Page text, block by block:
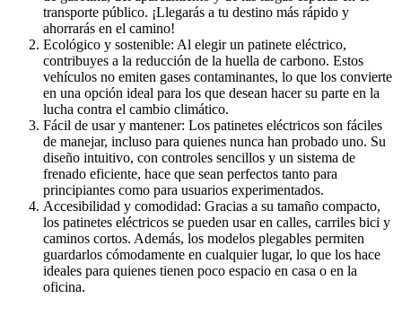
transporte público. ¡Llegarás a tu destino más rápido y
ahorrarás en el camino!
Ecológico y sostenible: Al elegir un patinete eléctrico,
contribuyes a la reducción de la huella de carbono. Estos
vehículos no emiten gases contaminantes, lo que los convierte
en una opción ideal para los que desean hacer su parte en la
lucha contra el cambio climático.
Fácil de usar y mantener: Los patinetes eléctricos son fáciles
de manejar, incluso para quienes nunca han probado uno. Su
diseño intuitivo, con controles sencillos y un sistema de
frenado eficiente, hace que sean perfectos tanto para
principiantes como para usuarios experimentados.
Accesibilidad y comodidad: Gracias a su tamaño compacto,
los patinetes eléctricos se pueden usar en calles, carriles bici y
caminos cortos. Además, los modelos plegables permiten
guardarlos cómodamente en cualquier lugar, lo que los hace
ideales para quienes tienen poco espacio en casa o en la
oficina.